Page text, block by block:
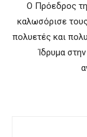
Ο Πρόεδρος
καλωσόρισε
πολυετές και
Ίδρυμα